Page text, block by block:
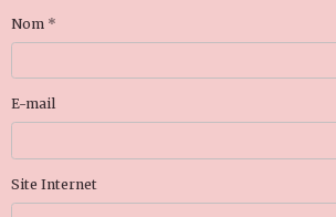
Nom
E-mail
Site Internet